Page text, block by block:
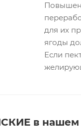
для их
ягоды
Если
в нашем